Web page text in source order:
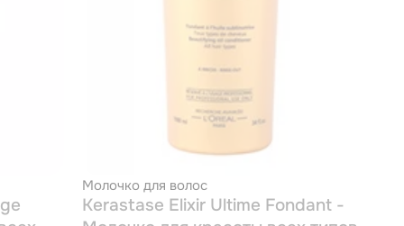
Молочко для волос
Kerastase Elixir Ultime Fondant -